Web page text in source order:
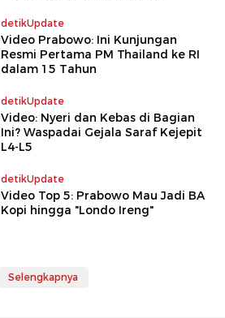
detikUpdate
Video Prabowo: Ini Kunjungan
Resmi Pertama PM Thailand ke RI
dalam 15 Tahun
detikUpdate
Video: Nyeri dan Kebas di Bagian
Ini? Waspadai Gejala Saraf Kejepit
L4-L5
detikUpdate
Video Top 5: Prabowo Mau Jadi BA
Kopi hingga "Londo Ireng"
Selengkapnya